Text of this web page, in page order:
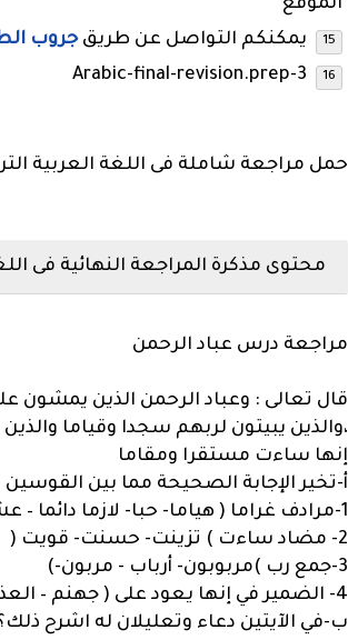
الموقع
يمكنكم التواصل عن طريقجروب
Arabic-final-revision.prep-3
حمل مراجعة شاملة فى اللغة العربية الترم
محتوى مذكرة المراجعة النهائية فى
مراجعة درس عباد الرحمن
قال تعالى : وعباد الرحمن الذين يمشون
،والذين يبيتون لربهم سجدا وقياما
إنها ساءت مستقرا ومقاما
أ-تخير الإجابة الصحيحة مما بين القوسين
1-مرادف غراما ( هياما- حبا- لازما دائما – عشقا)
2- مضاد ساءت ) تزينت- حسنت- قويت (
3-جمع رب )مربوبون- أرباب - مربون-)
4- الضمير في إنها يعود على ( جهنم – العذاب – الدنيا)
ب-في الآيتين دعاء وتعليلان له اشرح